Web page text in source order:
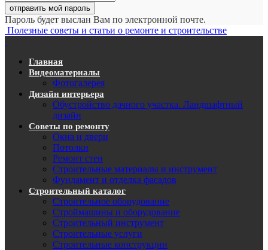
Пароль будет выслан Вам по электронной почте.
Полезные советы и статьи о ремонте и строительстве
Главная
Видеоматериалы
Фотогалерея
Дизайн интерьера
Обустройство дачного участка. Ландшафтный
дизайн
Советы по ремонту
Окна и двери
Потолки
Ремонт стен
Строительные материалы и инструмент
Фундамент и отделка фасадов
Строительный каталог
Строительное оборудование
Строймашины и оборудование
Строительный инструмент
Строительные услуги
Строительные конструкции